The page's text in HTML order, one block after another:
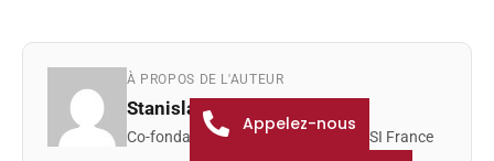
À PROPOS DE L'AUTEUR
Stanislas Wanert
Co-fondateur et dirigeant associé, LSI France
Appelez-nous